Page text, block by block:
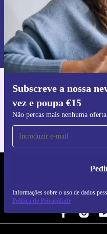
Subscreve a nossa
vez e poupa €15
Não percas mais nenhuma oferta
Informações sobre o uso de dados
Política de Privacidade
Informações sobre o uso de
nossa
Política de Privacidade.
Faz o
Para iOS e
REFURBED